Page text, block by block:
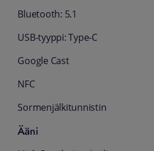
Bluetooth: 5.1
USB-tyyppi: Type-C
Google Cast
NFC
Sormenjälkitunnistin
Ääni